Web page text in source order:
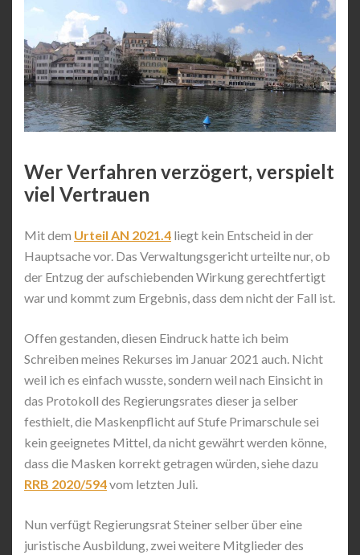
Wer Verfahren verzögert, verspielt
viel Vertrauen
Mit dem Urteil AN 2021.4 liegt kein Entscheid in der
Hauptsache vor. Das Verwaltungsgericht urteilte nur, ob
der Entzug der aufschiebenden Wirkung gerechtfertigt
war und kommt zum Ergebnis, dass dem nicht der Fall ist.
Offen gestanden, diesen Eindruck hatte ich beim
Schreiben meines Rekurses im Januar 2021 auch. Nicht
weil ich es einfach wusste, sondern weil nach Einsicht in
das Protokoll des Regierungsrates dieser ja selber
festhielt, die Maskenpflicht auf Stufe Primarschule sei
kein geeignetes Mittel, da nicht gewährt werden könne,
dass die Masken korrekt getragen würden, siehe dazu
RRB 2020/594vom letzten Juli.
Nun verfügt Regierungsrat Steiner selber über eine
juristische Ausbildung, zwei weitere Mitglieder des